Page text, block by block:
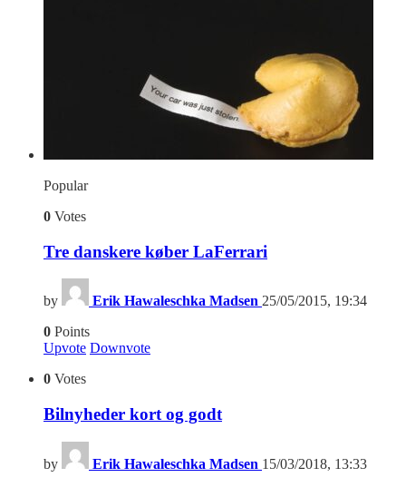
Popular
0 Votes
Tre danskere køber LaFerrari
by Erik Hawaleschka Madsen 25/05/2015, 19:34
0 Points
Upvote Downvote
0 Votes
Bilnyheder kort og godt
by Erik Hawaleschka Madsen 15/03/2018, 13:33